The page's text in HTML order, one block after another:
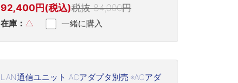
92,400円(税込)税抜 84,000円
在庫： △ 一緒に購入
LAN通信ユニット ACアダプタ別売 ※ACアダ